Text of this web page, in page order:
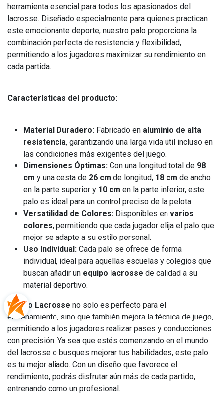
herramienta esencial para todos los apasionados del
lacrosse. Diseñado especialmente para quienes practican
este emocionante deporte, nuestro palo proporciona la
combinación perfecta de resistencia y flexibilidad,
permitiendo a los jugadores maximizar su rendimiento en
cada partida.
Características del producto:
Material Duradero: Fabricado en aluminio de alta
resistencia, garantizando una larga vida útil incluso en
las condiciones más exigentes del juego.
Dimensiones Óptimas: Con una longitud total de 98
cm y una cesta de 26 cm de longitud, 18 cm de ancho
en la parte superior y 10 cm en la parte inferior, este
palo es ideal para un control preciso de la pelota.
Versatilidad de Colores: Disponibles en varios
colores, permitiendo que cada jugador elija el palo que
mejor se adapte a su estilo personal.
Uso Individual: Cada palo se ofrece de forma
individual, ideal para aquellas escuelas y colegios que
buscan añadir un equipo lacrosse de calidad a su
material deportivo.
ElPalo Lacrosse no solo es perfecto para el
entrenamiento, sino que también mejora la técnica de juego,
permitiendo a los jugadores realizar pases y conducciones
con precisión. Ya sea que estés comenzando en el mundo
del lacrosse o busques mejorar tus habilidades, este palo
es tu mejor aliado. Con un diseño que favorece el
rendimiento, podrás disfrutar aún más de cada partido,
entrenando como un profesional.